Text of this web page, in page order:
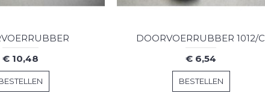
€ 10,48
DOORVOERRUBBER 1012/C
€ 6,54
BESTELLEN